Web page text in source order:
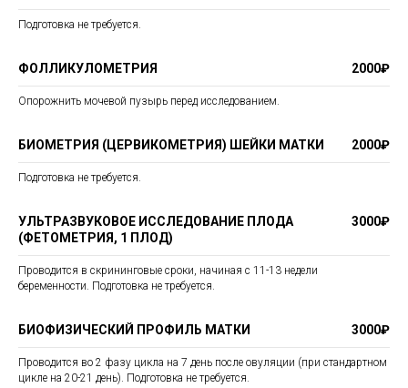
Подготовка не требуется.
ФОЛЛИКУЛОМЕТРИЯ 2000₽
Опорожнить мочевой пузырь перед исследованием.
БИОМЕТРИЯ (ЦЕРВИКОМЕТРИЯ) ШЕЙКИ МАТКИ 2000₽
Подготовка не требуется.
УЛЬТРАЗВУКОВОЕ ИССЛЕДОВАНИЕ ПЛОДА
(ФЕТОМЕТРИЯ, 1 ПЛОД)
3000₽
Проводится в скрининговые сроки, начиная с 11-13 недели
беременности. Подготовка не требуется.
БИОФИЗИЧЕСКИЙ ПРОФИЛЬ МАТКИ 3000₽
Проводится во 2 фазу цикла на 7 день после овуляции (при стандартном
цикле на 20-21 день). Подготовка не требуется.